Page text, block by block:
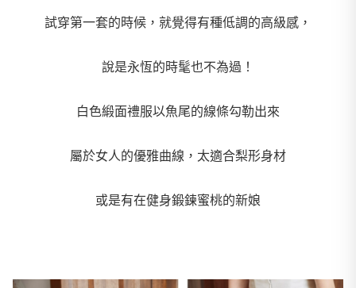
試穿第一套的時候，就覺得有種低調的高級感，
說是永恆的時髦也不為過！
白色緞面禮服以魚尾的線條勾勒出來
屬於女人的優雅曲線，太適合梨形身材
或是有在健身鍛鍊蜜桃的新娘